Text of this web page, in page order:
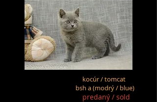
kocúr / tomcat
bsh a (modrý / blue)
predaný / sold